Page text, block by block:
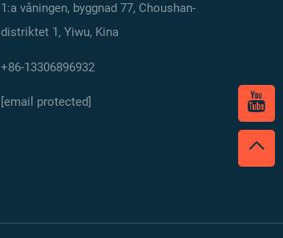
1:a våningen, byggnad 77, Choushan-
distriktet 1, Yiwu, Kina
+86-13306896932
[email protected]